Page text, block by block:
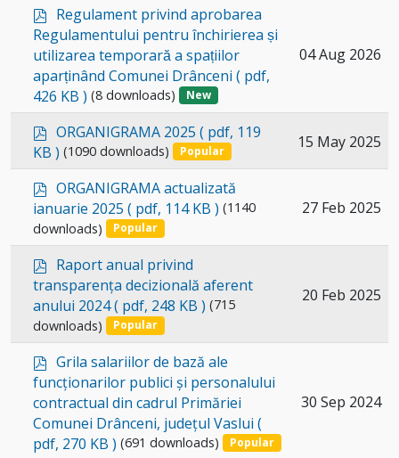
Select
an
item
p
d
f
Regulament privind aprobarea
Regulamentului pentru închirierea și
utilizarea temporară a spațiilor
aparținând Comunei Drânceni ( pdf,
426 KB ) (8 downloads) New
04 Aug 2026
Select
item
p
d
ORGANIGRAMA 2025 ( pdf, 119
KB ) (1090 downloads) Popular 15 May 2025
Select
an
p
d
f
ORGANIGRAMA actualizată
ianuarie 2025 ( pdf, 114 KB ) (1140
downloads)
Popular
27 Feb 2025
Select
item
p
d
f
Raport anual privind
transparența decizională aferent
anului 2024( pdf, 248 KB ) (715
downloads)
Popular
20 Feb 2025
Select
an
item
p
d
f
Grila salariilor de bază ale
funcționarilor publici și personalului
contractual din cadrul Primăriei
Comunei Drânceni, județul Vaslui (
pdf, 270 KB ) (691 downloads) Popular
30 Sep 2024